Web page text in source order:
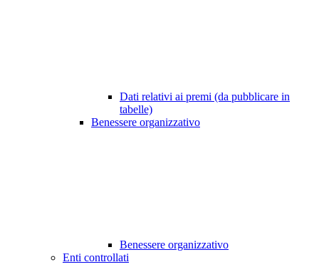
Dati relativi ai premi (da pubblicare in
tabelle)
Benessere organizzativo
Benessere organizzativo
Enti controllati